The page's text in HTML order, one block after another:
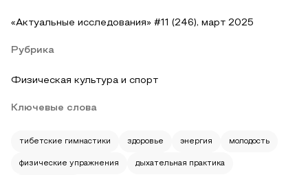
«Актуальные исследования» #11 (246), март 2025
Рубрика
Физическая культура и спорт
Ключевые слова
тибетские гимнастики здоровье энергия молодость
физические упражнения дыхательная практика